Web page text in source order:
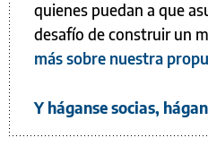
quienes puedan a que
desafío de construir un
más sobre nuestra
Y háganse socias,